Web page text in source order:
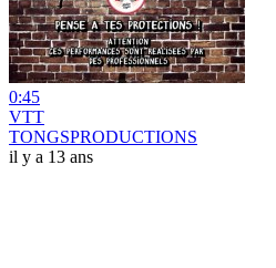
0:45
VTT
TONGSPRODUCTIONS
il y a 13 ans